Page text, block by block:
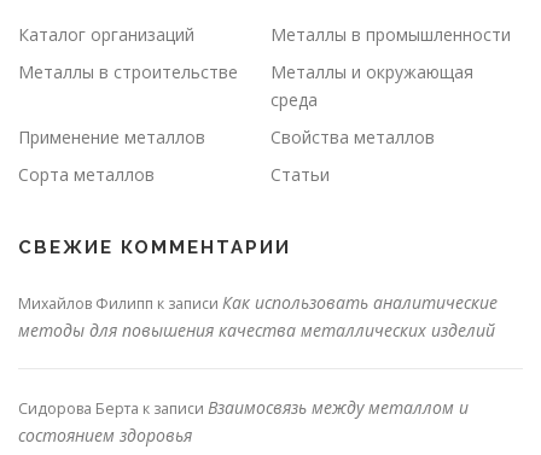
Каталог организаций
Металлы в промышленности
Металлы в строительстве
Металлы и окружающая
среда
Применение металлов
Свойства металлов
Сорта металлов
Статьи
СВЕЖИЕ КОММЕНТАРИИ
Михайлов Филипп к записи Как использовать аналитические
методы для повышения качества металлических изделий
Сидорова Берта к записи Взаимосвязь между металлом и
состоянием здоровья